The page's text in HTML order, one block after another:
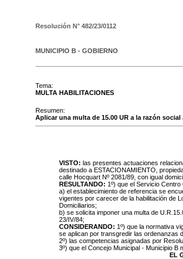
Resolución N° 482/23/0112
MUNICIPIO B - GOBIERNO
Tema:
MULTA HABILITACIONES
Resumen:
Aplicar una multa de 15.00 UR a la razón social
VISTO: las presentes actuaciones
destinado a ESTACIONAMIENTO,
calle Hocquart Nº 2081/89, con igual
RESULTANDO: 1º) que el Servicio
a) el establecimiento de referencia se
vigentes por carecer de la habilitación de
Domiciliarios;
b) se solicita imponer una multa de
23/IV/84;
CONSIDERANDO: 1º) que la normativa
se aplican por transgredir las ordenanzas
2º) las competencias asignadas por
3º) que el Concejo Municipal - Municipio B
EL